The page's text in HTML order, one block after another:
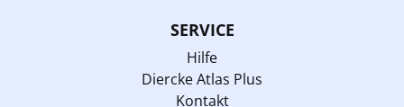
SERVICE
Hilfe
Diercke Atlas Plus
Kontakt